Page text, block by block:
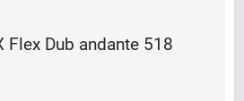
Flex Dub andante 518